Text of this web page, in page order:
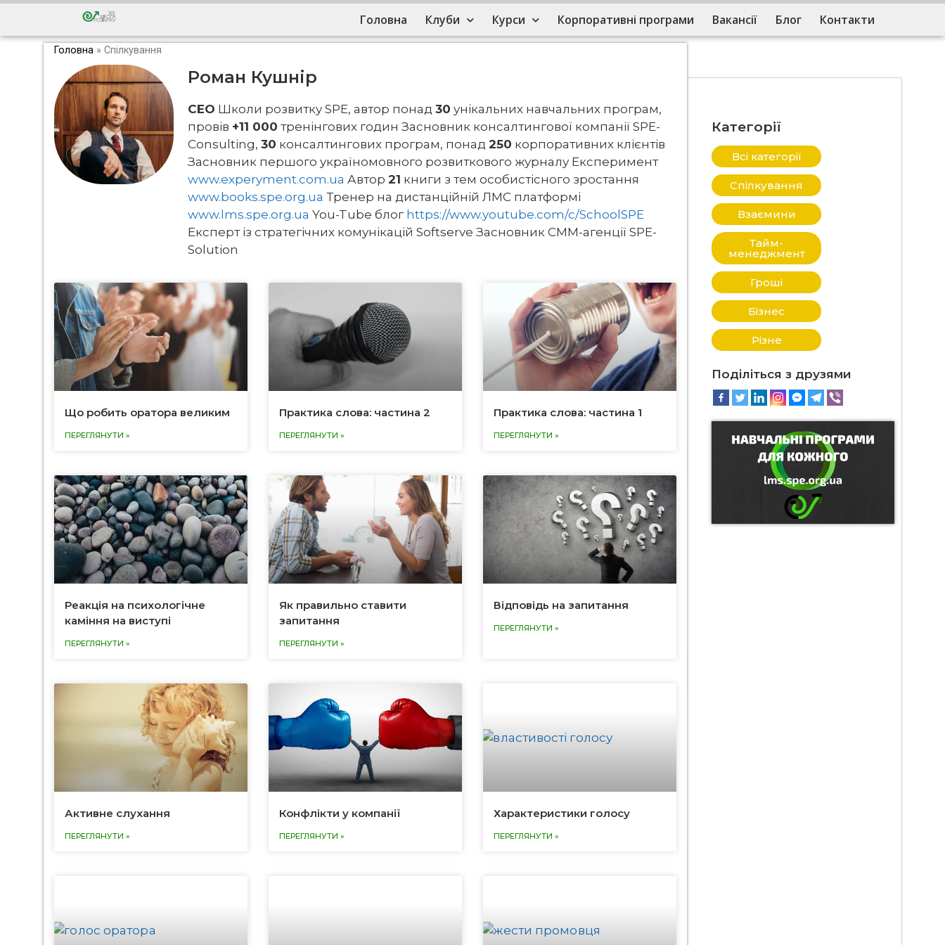
Головна Клуби Курси Корпоративні програми Вакансії Блог Контакти
Головна » Спілкування
Роман Кушнір
СЕО Школи розвитку SPE, автор понад 30 унікальних навчальних програм,
провів +11 000 тренінгових годин Засновник консалтингової компанії SPE-
Consulting, 30 консалтингових програм, понад 250 корпоративних клієнтів
Засновник першого україномовного розвиткового журналу Експеримент
www.experyment.com.ua Автор 21 книги з тем особистісного зростання
www.books.spe.org.ua Тренер на дистанційній ЛМС платформі
www.lms.spe.org.ua You-Tube блог https://www.youtube.com/c/SchoolSPE
Експерт із стратегічних комунікацій Softserve Засновник СММ-агенції SPE-
Solution
Що робить оратора великим
ПЕРЕГЛЯНУТИ »
Практика слова: частина 2
ПЕРЕГЛЯНУТИ »
Практика слова: частина 1
ПЕРЕГЛЯНУТИ »
Реакція на психологічне
каміння на виступі
ПЕРЕГЛЯНУТИ »
Як правильно ставити
запитання
ПЕРЕГЛЯНУТИ »
Відповідь на запитання
ПЕРЕГЛЯНУТИ »
Активне слухання
ПЕРЕГЛЯНУТИ »
Конфлікти у компанії
ПЕРЕГЛЯНУТИ »
Характеристики голосу
ПЕРЕГЛЯНУТИ »
Категорії
Всі категорії
Спілкування
Взаємини
Тайм-
менеджмент
Гроші
Бізнес
Різне
Поділіться з друзями